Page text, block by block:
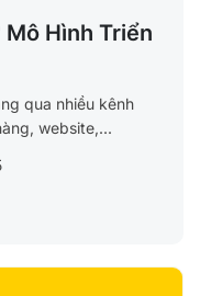
Mô Hình Triển
qua nhiều kênh
website,...